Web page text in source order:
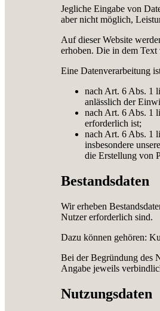
Jegliche Eingabe von
aber nicht möglich,
Auf dieser Website
erhoben. Die in dem
Eine Datenverarbeitung
nach Art. 6 Abs. 1
anlässlich der
nach Art. 6 Abs. 1
erforderlich ist;
nach Art. 6 Abs. 1
insbesondere
die Erstellung von
Bestandsdaten
Wir erheben
Nutzer erforderlich sind.
Dazu können gehören:
Bei der Begründung des
Angabe jeweils
Nutzungsdaten